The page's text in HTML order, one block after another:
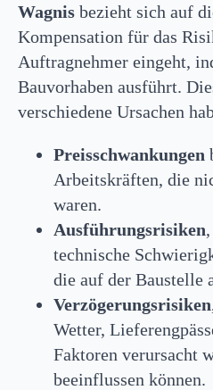
Wagnis bezieht sich auf
Kompensation für das
Auftragnehmer eingeht,
Bauvorhaben ausführt.
verschiedene Ursachen
Preisschwankungen
Arbeitskräften, die
waren.
Ausführungsrisiken
technische
die auf der Baustelle
Verzögerungsrisiken
Wetter,
Faktoren verursacht
beeinflussen können.